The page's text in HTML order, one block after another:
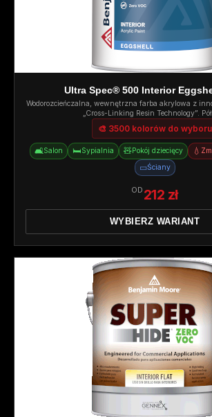
Ultra Spec® 500 Interior
Wodorozcieńczalna, wewnętrzna farba akrylowa z
„Cross-Linking Resin Technology”.
🎨 3500 kolorów do wyboru
🛋️Salon 🛏️Sypialnia 🧸Pokój dziecięcy 💧
▭Ściany
OD 212 zł
WYBIERZ WARIANT